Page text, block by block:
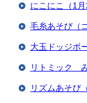
にこにこ（1月
毛糸あそび（
大玉ドッジボ
リトミック
リズムあそび